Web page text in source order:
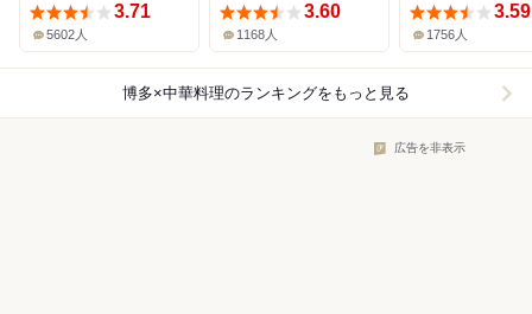
3.71
5602人
3.60
1168人
3.59
1756人
博多×中華料理のランキングをもっと見る
広告を非表示